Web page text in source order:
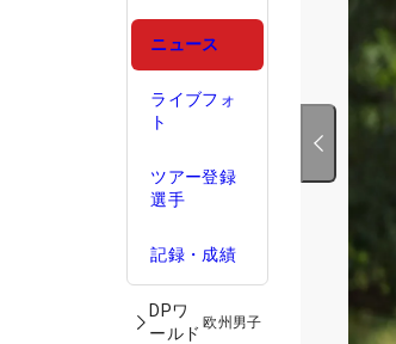
ニュース
ライブフォ
ト
ツアー登録
選手
記録・成績
DPワ
ールド
欧州男子